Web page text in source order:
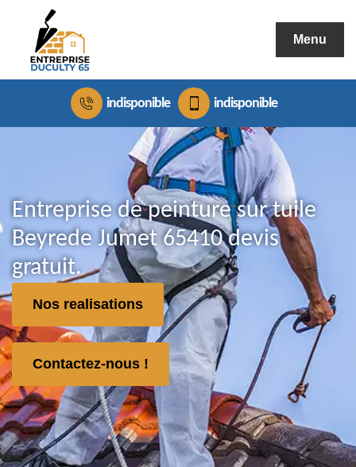
Menu
indisponible indisponible
Entreprise de peinture sur tuile
Beyrede Jumet 65410 devis
gratuit.
Nos realisations
Contactez-nous !